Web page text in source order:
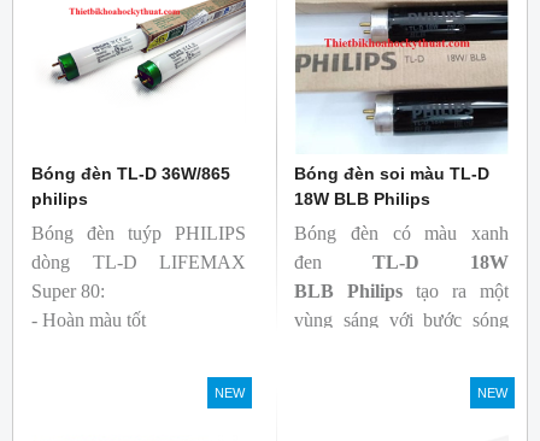
Bóng đèn TL-D 36W/865
philips
Bóng đèn tuýp PHILIPS
dòng TL-D LIFEMAX
Super 80:
- Hoàn màu tốt
cả ban đầu và trong suốt
tuổi thọ của bóng đèn, với
Bóng đèn soi màu TL-D
18W BLB Philips
Bóng đèn có màu xanh
đen TL-D 18W
BLB
Philips tạo ra một
vùng sáng với bước sóng
sắc trực quan. Giúp người
dùng có thể phát hiện và
NEW NEW